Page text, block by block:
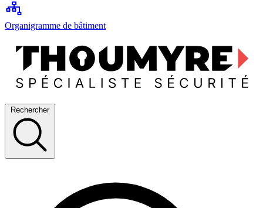
Organigramme de bâtiment
Rechercher